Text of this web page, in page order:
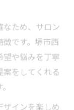
なため、サロン
です。堺市西
や悩みを丁寧
をしてくれる
ザインを楽しめ